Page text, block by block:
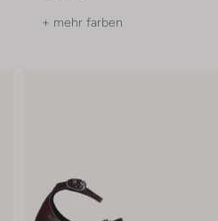
+ mehr farben